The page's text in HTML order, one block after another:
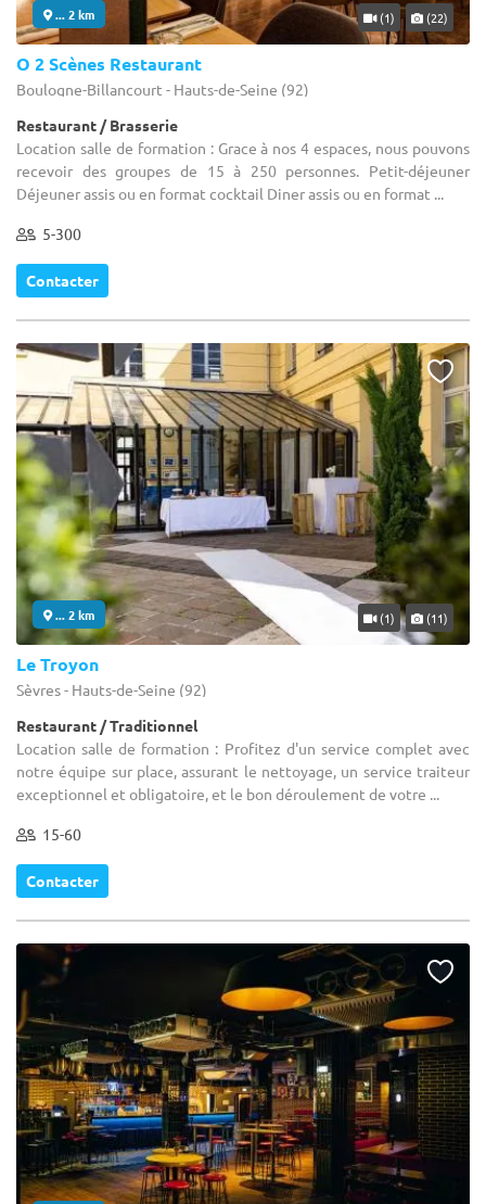
... 2 km (1) (22)
O 2 Scènes Restaurant
Boulogne-Billancourt - Hauts-de-Seine (92)
Restaurant / Brasserie
Location salle de formation : Grace à nos 4 espaces, nous pouvons
recevoir des groupes de 15 à 250 personnes. Petit-déjeuner
Déjeuner assis ou en format cocktail Diner assis ou en format ...
5-300
Contacter
... 2 km (1) (11)
Le Troyon
Sèvres - Hauts-de-Seine (92)
Restaurant / Traditionnel
Location salle de formation : Profitez d'un service complet avec
notre équipe sur place, assurant le nettoyage, un service traiteur
exceptionnel et obligatoire, et le bon déroulement de votre ...
15-60
Contacter